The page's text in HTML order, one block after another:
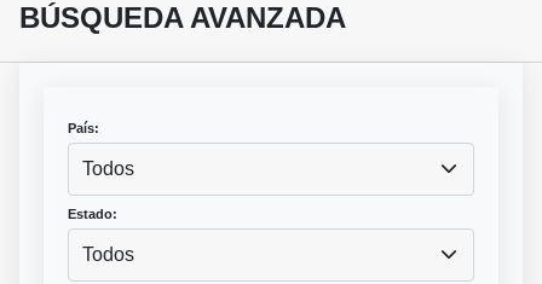
BÚSQUEDA AVANZADA
País:
Todos
Estado:
Todos